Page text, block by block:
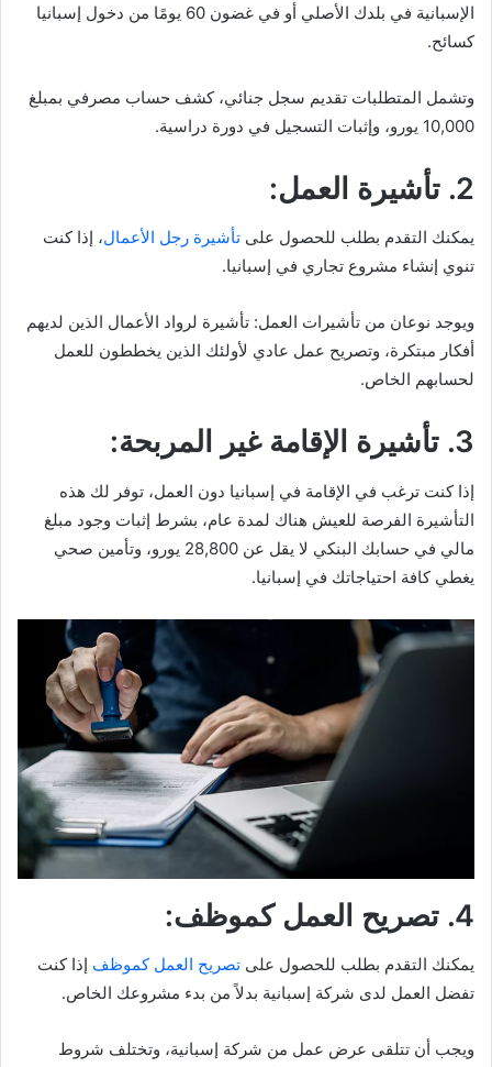
الإسبانية في بلدك الأصلي أو في غضون 60 يومًا من دخول إسبانيا
كسائح.
وتشمل المتطلبات تقديم سجل جنائي، كشف حساب مصرفي بمبلغ
10,000 يورو، وإثبات التسجيل في دورة دراسية.
2. تأشيرة العمل:
يمكنك التقدم بطلب للحصول على تأشيرة رجل الأعمال، إذا كنت
تنوي إنشاء مشروع تجاري في إسبانيا.
ويوجد نوعان من تأشيرات العمل: تأشيرة لرواد الأعمال الذين لديهم
أفكار مبتكرة، وتصريح عمل عادي لأولئك الذين يخططون للعمل
لحسابهم الخاص.
3. تأشيرة الإقامة غير المربحة:
إذا كنت ترغب في الإقامة في إسبانيا دون العمل، توفر لك هذه
التأشيرة الفرصة للعيش هناك لمدة عام، بشرط إثبات وجود مبلغ
مالي في حسابك البنكي لا يقل عن 28,800 يورو، وتأمين صحي
يغطي كافة احتياجاتك في إسبانيا.
4. تصريح العمل كموظف:
يمكنك التقدم بطلب للحصول على تصريح العمل كموظف إذا كنت
تفضل العمل لدى شركة إسبانية بدلاً من بدء مشروعك الخاص.
ويجب أن تتلقى عرض عمل من شركة إسبانية، وتختلف شروط